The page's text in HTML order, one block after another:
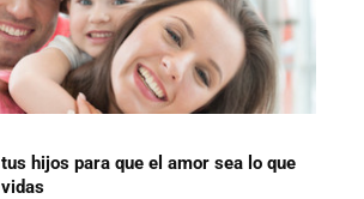
hijos para que el amor sea lo que